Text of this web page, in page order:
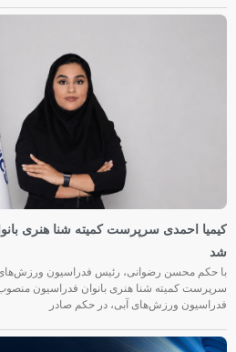
کیمیا احمدی سرپرست کمیته شنا هنری
شد
با حکم محسن رضوانی، رئیس فدراسیون ورزش‌های
سرپرست کمیته شنا هنری بانوان فدراسیون
فدراسیون ورزش‌های آبی، در حکم صادر